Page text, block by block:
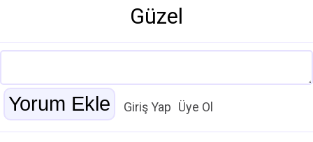
Güzel
Giriş Yap Üye Ol